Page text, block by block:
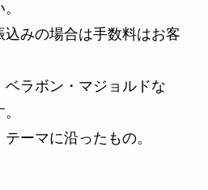
みの場合は手数料はお客
ラボン・マジョルドな
ーマに沿ったもの。